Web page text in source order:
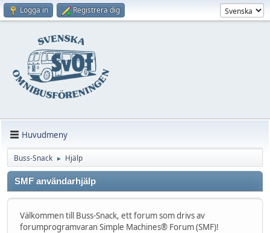
Logga in Registrera dig
Huvudmeny
Buss-Snack ► Hjälp
SMF användarhjälp
Välkommen till Buss-Snack, ett forum som drivs av
forumprogramvaran Simple Machines® Forum (SMF)!